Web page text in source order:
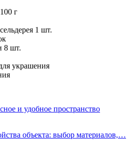
100 г
1 шт.
8 шт.
украшения
и удобное пространство
объекта: выбор материалов,…